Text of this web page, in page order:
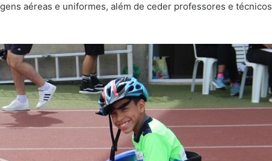
aéreas e uniformes, além de ceder professores e técnicos